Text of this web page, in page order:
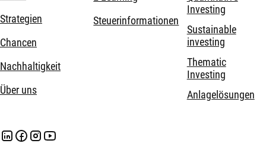
Strategien
Chancen
Nachhaltigkeit
Über uns
Steuerinformationen
Investing
Sustainable
investing
Thematic
Investing
Anlagelösungen